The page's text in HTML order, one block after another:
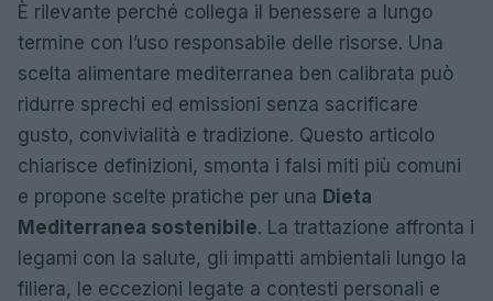
È rilevante perché collega il benessere a lungo
termine con l’uso responsabile delle risorse. Una
scelta alimentare mediterranea ben calibrata può
ridurre sprechi ed emissioni senza sacrificare
gusto, convivialità e tradizione. Questo articolo
chiarisce definizioni, smonta i falsi miti più comuni
e propone scelte pratiche per una Dieta
Mediterranea sostenibile. La trattazione affronta i
legami con la salute, gli impatti ambientali lungo la
filiera, le eccezioni legate a contesti personali e